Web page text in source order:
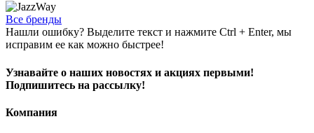
Все бренды
Нашли ошибку? Выделите текст и нажмите Ctrl + Enter, мы
исправим ее как можно быстрее!
Узнавайте о наших новостях и акциях первыми!
Подпишитесь на рассылку!
Компания